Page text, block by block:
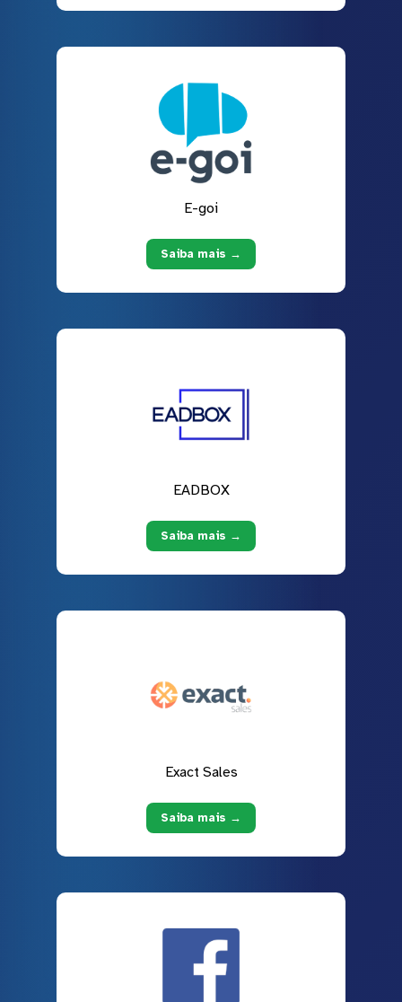
E-goi
Saiba mais →
EADBOX
Saiba mais →
Exact Sales
Saiba mais →